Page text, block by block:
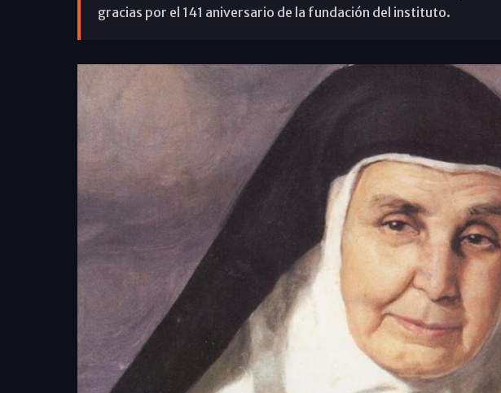
gracias por el 141 aniversario de la fundación del instituto.